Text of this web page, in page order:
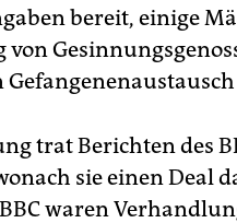
bereit, einige
von
trat Berichten des
sie einen Deal
waren